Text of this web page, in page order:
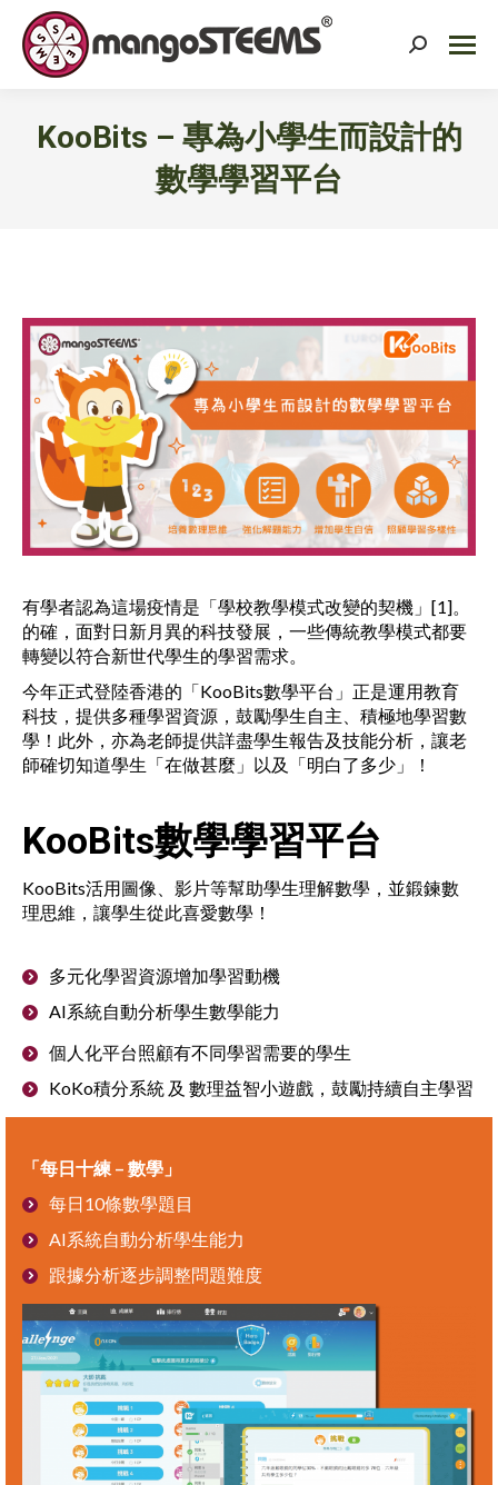
Search:
KooBits – 專為小學生而設計的
數學學習平台
有學者認為這場疫情是「學校教學模式改變的契機」[1]。
的確，面對日新月異的科技發展，一些傳統教學模式都要
轉變以符合新世代學生的學習需求。
今年正式登陸香港的「KooBits數學平台」正是運用教育
科技，提供多種學習資源，鼓勵學生自主、積極地學習數
學！此外，亦為老師提供詳盡學生報告及技能分析，讓老
師確切知道學生「在做甚麼」以及「明白了多少」！
KooBits數學學習平台
KooBits活用圖像、影片等幫助學生理解數學，並鍛鍊數
理思維，讓學生從此喜愛數學！
多元化學習資源增加學習動機
AI系統自動分析學生數學能力
個人化平台照顧有不同學習需要的學生
KoKo積分系統 及 數理益智小遊戲，鼓勵持續自主學習
「每日十練 – 數學」
每日10條數學題目
AI系統自動分析學生能力
跟據分析逐步調整問題難度